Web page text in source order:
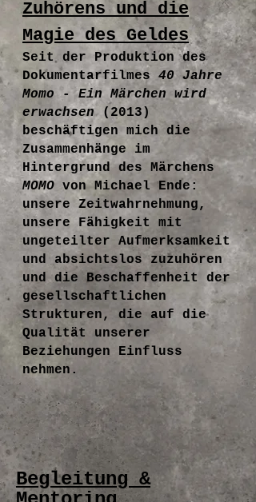
Zuhörens und die
Magie des Geldes
Seit der Produktion des
Dokumentarfilmes40 Jahre
Momo - Ein Märchen wird
erwachsen(2013)
beschäftigen mich die
Zusammenhänge im
Hintergrund des Märchens
MOMO von Michael Ende:
unsere Zeitwahrnehmung,
unsere Fähigkeit mit
ungeteilter Aufmerksamkeit
und absichtslos zuzuhören
und die Beschaffenheit der
gesellschaftlichen
Strukturen, die auf die
Qualität unserer
Beziehungen Einfluss
nehmen.​
Begleitung &